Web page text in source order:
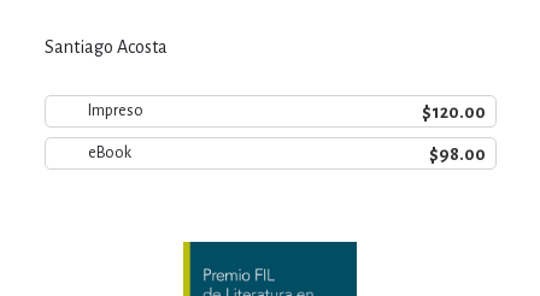
Santiago Acosta
Impreso $120.00
eBook $98.00